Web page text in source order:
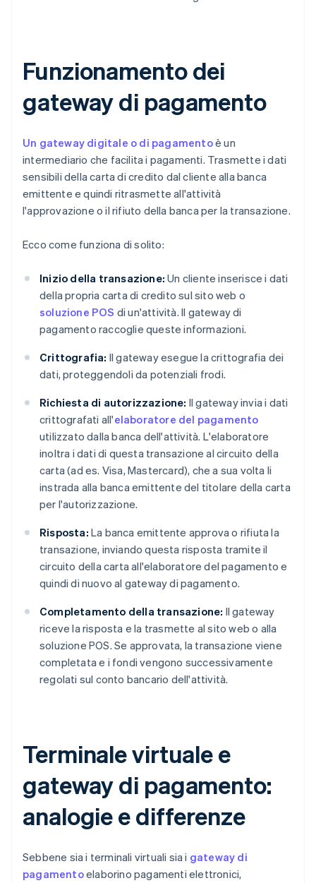
Funzionamento dei
gateway di pagamento
Un gateway digitale o di pagamentoè un
intermediario che facilita i pagamenti. Trasmette i dati
sensibili della carta di credito dal cliente alla banca
emittente e quindi ritrasmette all'attività
l'approvazione o il rifiuto della banca per la transazione.
Ecco come funziona di solito:
Inizio della transazione: Un cliente inserisce i dati
della propria carta di credito sul sito web o
soluzione POS di un'attività. Il gateway di
pagamento raccoglie queste informazioni.
Crittografia: Il gateway esegue la crittografia dei
dati, proteggendoli da potenziali frodi.
Richiesta di autorizzazione: Il gateway invia i dati
crittografati all'elaboratore del pagamento
utilizzato dalla banca dell'attività. L'elaboratore
inoltra i dati di questa transazione al circuito della
carta (ad es. Visa, Mastercard), che a sua volta li
instrada alla banca emittente del titolare della carta
per l'autorizzazione.
Risposta: La banca emittente approva o rifiuta la
transazione, inviando questa risposta tramite il
circuito della carta all'elaboratore del pagamento e
quindi di nuovo al gateway di pagamento.
Completamento della transazione: Il gateway
riceve la risposta e la trasmette al sito web o alla
soluzione POS. Se approvata, la transazione viene
completata e i fondi vengono successivamente
regolati sul conto bancario dell'attività.
Terminale virtuale e
gateway di pagamento:
analogie e differenze
Sebbene sia i terminali virtuali sia i gateway di
pagamentoelaborino pagamenti elettronici,